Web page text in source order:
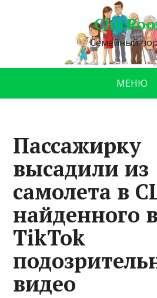
Семейный
МЕНЮ
Пассажирку
высадили из
самолета в
найденного
TikTok
видео